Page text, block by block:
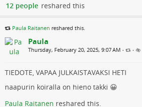
12 people reshared this
Paula Raitanen reshared this.
Paula
Thursday, February 20, 2025, 9:07 AM • •
TIEDOTE, VAPAA JULKAISTAVAKSI HETI
naapurin koiralla on hieno takki 😀
Paula Raitanen reshared this.